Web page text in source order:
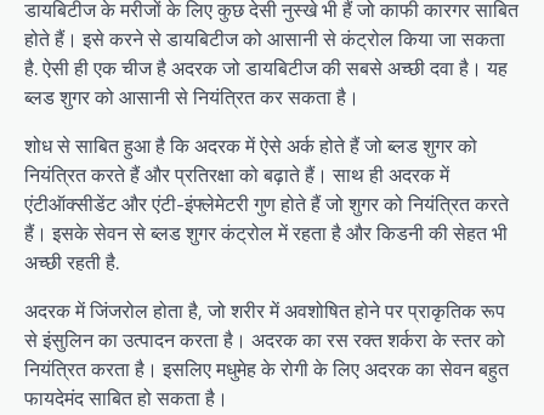
डायबिटीज के मरीजों के लिए कुछ देसी नुस्खे भी हैं जो काफी कारगर साबित
होते हैं। इसे करने से डायबिटीज को आसानी से कंट्रोल किया जा सकता
है. ऐसी ही एक चीज है अदरक जो डायबिटीज की सबसे अच्छी दवा है। यह
ब्लड शुगर को आसानी से नियंत्रित कर सकता है।
शोध से साबित हुआ है कि अदरक में ऐसे अर्क होते हैं जो ब्लड शुगर को
नियंत्रित करते हैं और प्रतिरक्षा को बढ़ाते हैं। साथ ही अदरक में
एंटीऑक्सीडेंट और एंटी-इंफ्लेमेटरी गुण होते हैं जो शुगर को नियंत्रित करते
हैं। इसके सेवन से ब्लड शुगर कंट्रोल में रहता है और किडनी की सेहत भी
अच्छी रहती है.
अदरक में जिंजरोल होता है, जो शरीर में अवशोषित होने पर प्राकृतिक रूप
से इंसुलिन का उत्पादन करता है। अदरक का रस रक्त शर्करा के स्तर को
नियंत्रित करता है। इसलिए मधुमेह के रोगी के लिए अदरक का सेवन बहुत
फायदेमंद साबित हो सकता है।